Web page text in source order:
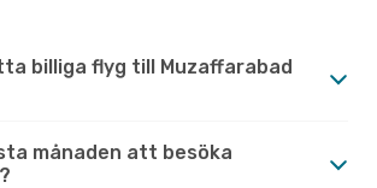
billiga flyg till Muzaffarabad
månaden att besöka